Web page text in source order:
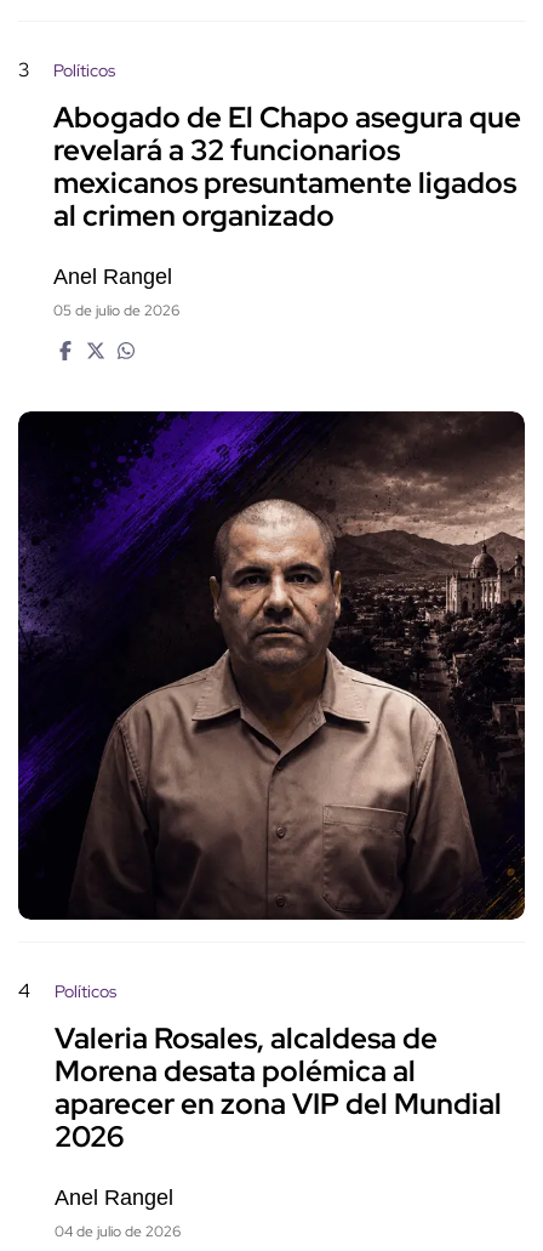
3 Políticos
Abogado de El Chapo asegura que
revelará a 32 funcionarios
mexicanos presuntamente ligados
al crimen organizado
Anel Rangel
05 de julio de 2026
4 Políticos
Valeria Rosales, alcaldesa de
Morena desata polémica al
aparecer en zona VIP del Mundial
2026
Anel Rangel
04 de julio de 2026